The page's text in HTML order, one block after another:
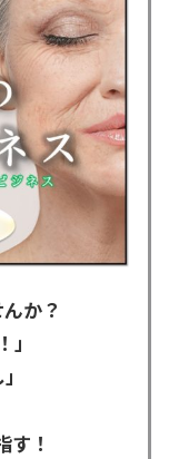
か？
す！